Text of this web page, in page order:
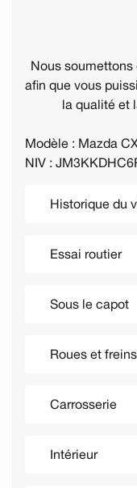
Nous
afin que vous
la qualité et
Modèle : Mazda
NIV :
Historique du
Essai routier
Sous le capot
Roues et freins
Carrosserie
Intérieur